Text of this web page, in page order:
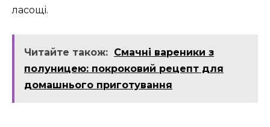
ласощі.
Читайте також: Смачні вареники з
полуницею: покроковий рецепт для
домашнього приготування